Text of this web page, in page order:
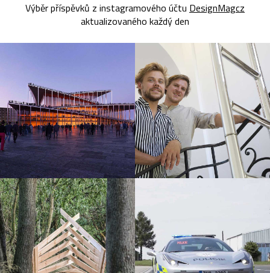
Výběr příspěvků z instagramového účtu DesignMagcz
aktualizovaného každý den